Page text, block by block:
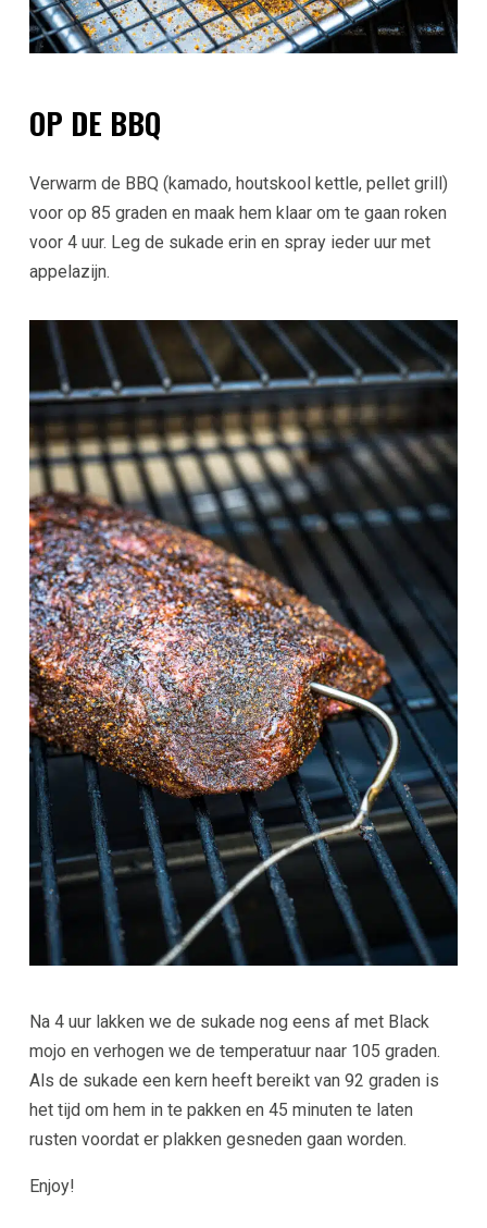
OP DE BBQ
Verwarm de BBQ (kamado, houtskool kettle, pellet grill)
voor op 85 graden en maak hem klaar om te gaan roken
voor 4 uur. Leg de sukade erin en spray ieder uur met
appelazijn.
Na 4 uur lakken we de sukade nog eens af met Black
mojo en verhogen we de temperatuur naar 105 graden.
Als de sukade een kern heeft bereikt van 92 graden is
het tijd om hem in te pakken en 45 minuten te laten
rusten voordat er plakken gesneden gaan worden.
Enjoy!